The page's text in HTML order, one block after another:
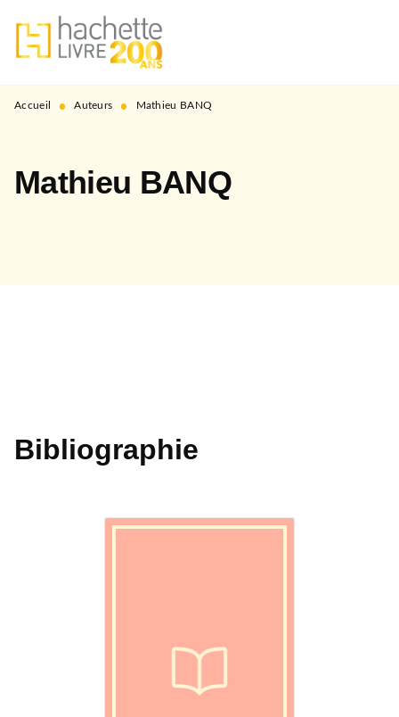
MENU RECHERCHE
PIED DE PAGE
Accueil • Auteurs • Mathieu BANQ
Mathieu BANQ
Bibliographie